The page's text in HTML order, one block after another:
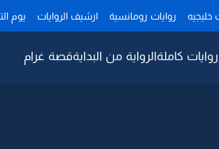
خليجيه روايات رومانسية ارشيف الروايات يوم
روايات كاملةالرواية من البدايةقصة غرام